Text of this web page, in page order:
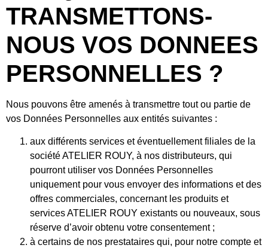
TRANSMETTONS-
NOUS VOS DONNEES
PERSONNELLES ?
Nous pouvons être amenés à transmettre tout ou partie de
vos Données Personnelles aux entités suivantes :
aux différents services et éventuellement filiales de la
société ATELIER ROUY, à nos distributeurs, qui
pourront utiliser vos Données Personnelles
uniquement pour vous envoyer des informations et des
offres commerciales, concernant les produits et
services ATELIER ROUY existants ou nouveaux, sous
réserve d’avoir obtenu votre consentement ;
à certains de nos prestataires qui, pour notre compte et